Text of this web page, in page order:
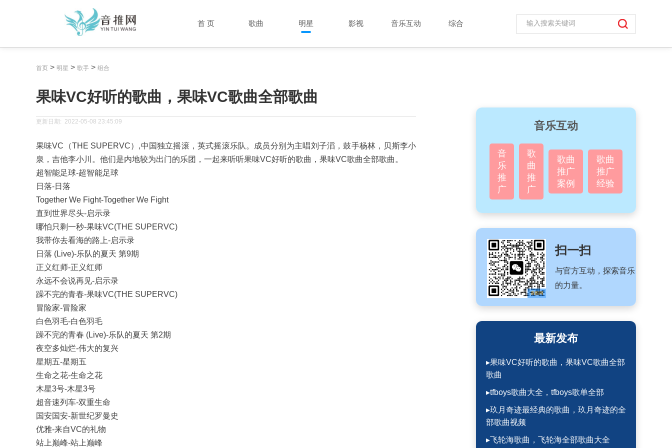
首 页 歌曲 明星 影视 音乐互动 综合
首页 > 明星 > 歌手 > 组合
果味VC好听的歌曲，果味VC歌曲全部歌曲
更新日期: 2022-05-08 23:45:09
果味VC（THE SUPERVC）,中国独立摇滚，英式摇滚乐队。成员分别为主唱刘子滔，鼓手杨林，贝斯李小
泉，吉他李小川。他们是内地较为出门的乐团，一起来听听果味VC好听的歌曲，果味VC歌曲全部歌曲。
超智能足球-超智能足球
日落-日落
Together We Fight-Together We Fight
直到世界尽头-启示录
哪怕只剩一秒-果味VC(THE SUPERVC)
我带你去看海的路上-启示录
日落 (Live)-乐队的夏天 第9期
正义红师-正义红师
永远不会说再见-启示录
躁不完的青春-果味VC(THE SUPERVC)
冒险家-冒险家
白色羽毛-白色羽毛
躁不完的青春 (Live)-乐队的夏天 第2期
夜空多灿烂-伟大的复兴
星期五-星期五
生命之花-生命之花
木星3号-木星3号
超音速列车-双重生命
国安国安-新世纪罗曼史
优雅-来自VC的礼物
站上巅峰-站上巅峰
音乐互动
音
乐
推
广
歌
曲
推
广
歌曲
推广
案例
歌曲
推广
经验
扫一扫
与官方互动，探索音乐
的力量。
最新发布
▸果味VC好听的歌曲，果味VC歌曲全部
歌曲
▸tfboys歌曲大全，tfboys歌单全部
▸玖月奇迹最经典的歌曲，玖月奇迹的全
部歌曲视频
▸飞轮海歌曲，飞轮海全部歌曲大全